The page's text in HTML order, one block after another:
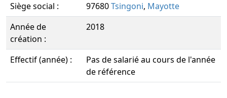
Siège social :
97680Tsingoni, Mayotte
Année de
création :
2018
Effectif (année) :
Pas de salarié au cours de l'année
de référence